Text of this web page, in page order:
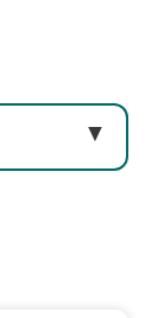
▼